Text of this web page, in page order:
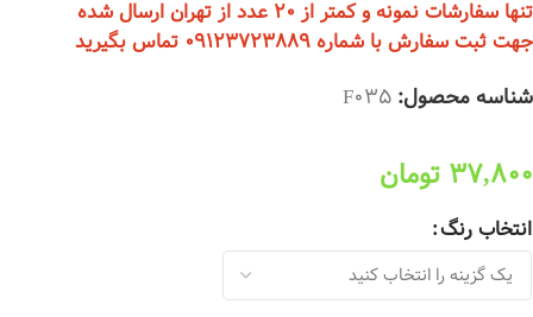
تنها سفارشات نمونه و کمتر از 20 عدد از تهران ارسال شده
جهت ثبت سفارش با شماره 09123723889 تماس بگیرید
شناسه محصول: F035
37,800 تومان
انتخاب رنگ